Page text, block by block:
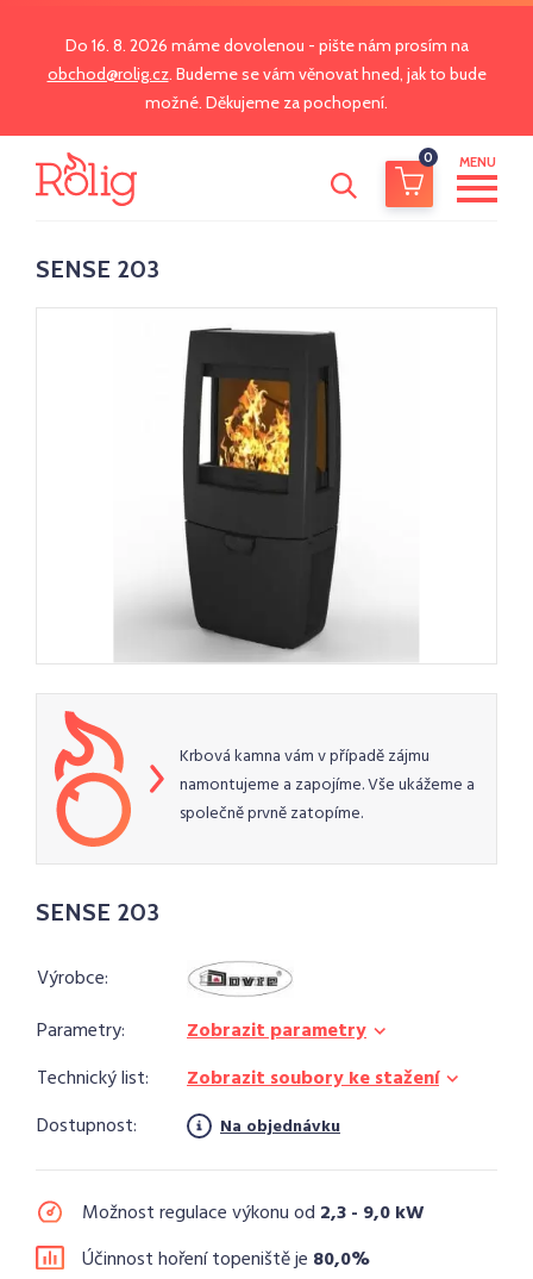
Do 16. 8. 2026 máme dovolenou - pište nám prosím na
obchod@rolig.cz. Budeme se vám věnovat hned, jak to bude
možné. Děkujeme za pochopení.
0 MENU
SENSE 203
Krbová kamna vám v případě zájmu
namontujeme a zapojíme. Vše ukážeme a
společně prvně zatopíme.
SENSE 203
Výrobce:
Parametry:
Zobrazit parametry
Technický list:
Zobrazit soubory ke stažení
Dostupnost:
Na objednávku
Možnost regulace výkonu od 2,3 - 9,0 kW
Účinnost hoření topeniště je 80,0%